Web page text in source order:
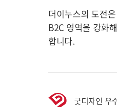
더이누스의 도전
B2C 영역을 강화
합니다.
굿디자인 우